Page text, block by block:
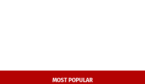
MOST POPULAR